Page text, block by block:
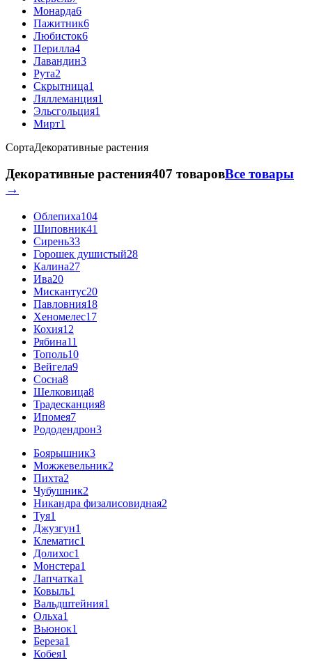
Монарда6
Пажитник6
Любисток6
Перилла4
Лавандин3
Рута2
Скрытница1
Ляллеманция1
Эльсгольция1
Мирт1
СортаДекоративные растения
Декоративные растения407 товаровВсе товары
→
Облепиха104
Шиповник41
Сирень33
Горошек душистый28
Калина27
Ива20
Мискантус20
Павловния18
Хеномелес17
Кохия12
Рябина11
Тополь10
Вейгела9
Сосна8
Шелковица8
Традесканция8
Ипомея7
Рододендрон3
Боярышник3
Можжевельник2
Пихта2
Чубушник2
Никандра физалисовидная2
Туя1
Джузгун1
Клематис1
Долихос1
Монстера1
Лапчатка1
Ковыль1
Вальдштейния1
Ольха1
Вьюнок1
Береза1
Кобея1